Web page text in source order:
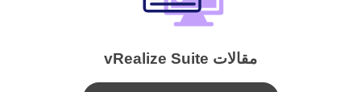
مقالات vRealize Suite